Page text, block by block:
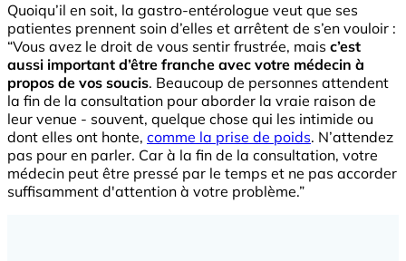
Quoiqu’il en soit, la gastro-entérologue veut que ses
patientes prennent soin d’elles et arrêtent de s’en vouloir :
“Vous avez le droit de vous sentir frustrée, mais c’est
aussi important d’être franche avec votre médecin à
propos de vos soucis. Beaucoup de personnes attendent
la fin de la consultation pour aborder la vraie raison de
leur venue - souvent, quelque chose qui les intimide ou
dont elles ont honte, comme la prise de poids. N’attendez
pas pour en parler. Car à la fin de la consultation, votre
médecin peut être pressé par le temps et ne pas accorder
suffisamment d'attention à votre problème.”